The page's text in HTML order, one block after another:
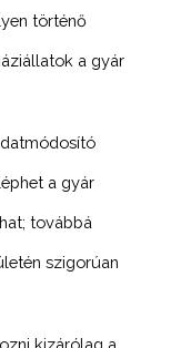
történő
a gyár
a gyár
továbbá
szigorúan
kizárólag a